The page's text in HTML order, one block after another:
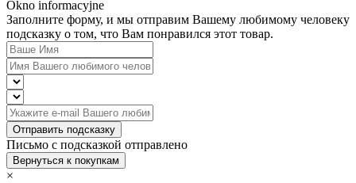
Okno informacyjne
Заполните форму, и мы отправим Вашему любимому человеку
подсказку о том, что Вам понравился этот товар.
Отправить подсказку
Письмо с подсказкой отправлено
Вернуться к покупкам
×